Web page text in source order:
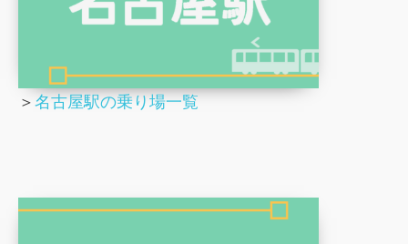
＞ 名古屋駅の乗り場一覧